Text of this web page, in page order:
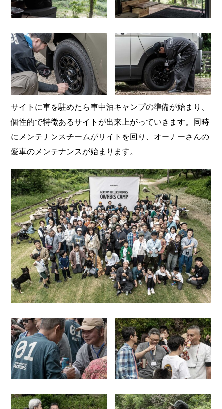
サイトに車を駐めたら車中泊キャンプの準備が始まり、
個性的で特徴あるサイトが出来上がっていきます。同時
にメンテナンスチームがサイトを回り、オーナーさんの
愛車のメンテナンスが始まります。